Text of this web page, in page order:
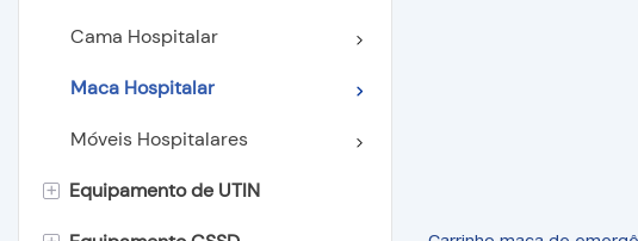
Mesa de Operação
Pingente de teto
Máquina de sucção
Máquina de anestesia
Cama Hospitalar
Maca Hospitalar
Móveis Hospitalares
+ Equipamento de UTIN